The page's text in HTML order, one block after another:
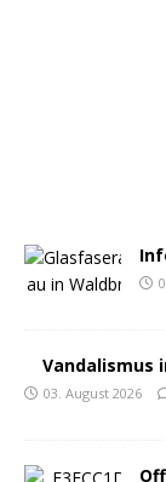
Vandalismus
03. August 2026